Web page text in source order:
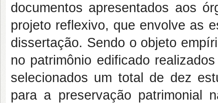
documentos apresentados aos
projeto reflexivo, que envolve as
dissertação. Sendo o objeto
no patrimônio edificado
selecionados um total de dez
para a preservação patrimonial